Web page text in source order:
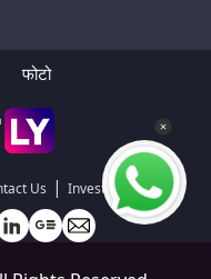
फोटो
Us | Investors